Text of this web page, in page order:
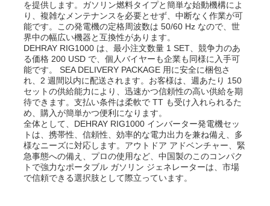
を提供します。ガソリン燃料タイプと簡単な始動機構によ
り、複雑なメンテナンスを必要とせず、中断なく作業が可
能です。この発電機の定格周波数は 50/60 Hz なので、世
界中の幅広い機器と互換性があります。
DEHRAY RIG1000 は、最小注文数量 1 SET、競争力のあ
る価格 200 USD で、個人バイヤーも企業も同様に入手可
能です。 SEA DELIVERY PACKAGE 用に安全に梱包さ
れ、2 週間以内に配送されます。お客様は、週あたり 150
セットの供給能力により、迅速かつ信頼性の高い供給を期
待できます。支払い条件は柔軟で TT も受け入れられるた
め、購入が簡単かつ便利になります。
全体として、DEHRAY RIG1000 インバーター発電機セッ
トは、携帯性、信頼性、効率的な電力出力を兼ね備え、多
様なニーズに対応します。アウトドア アドベンチャー、緊
急事態への備え、プロの使用など、中国製のこのコンパク
トで強力なポータブル ガソリン ジェネレーターは、市場
で信頼できる選択肢として際立っています。